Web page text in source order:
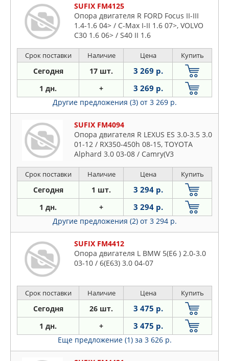
SUFIX FM4125
Опора двигателя R FORD Focus II-III
1.4-1.6 04> / C-Max I-II 1.6 07>, VOLVO
C30 1.6 06> / S40 II 1.6
Срок поставки Наличие Цена Купить
Сегодня 17 шт. 3 269 р.
1 дн. + 3 269 р.
Другие предложения (3) от 3 269 р.
SUFIX FM4094
Опора двигателя R LEXUS ES 3.0-3.5 3.0
01-12 / RX350-450h 08-15, TOYOTA
Alphard 3.0 03-08 / Camry(V3
Срок поставки Наличие Цена Купить
Сегодня 1 шт. 3 294 р.
1 дн. + 3 294 р.
Другие предложения (2) от 3 294 р.
SUFIX FM4412
Опора двигателя L BMW 5(E6 ) 2.0-3.0
03-10 / 6(E63) 3.0 04-07
Срок поставки Наличие Цена Купить
Сегодня 26 шт. 3 475 р.
1 дн. + 3 475 р.
Еще предложение (1) за 3 626 р.